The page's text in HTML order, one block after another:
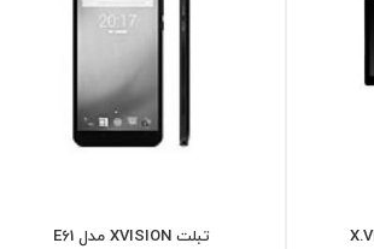
تبلت XVISION مدل E61